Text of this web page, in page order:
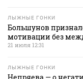
ЛЫЖНЫЕ ГОНКИ
Большунов
мотивации без
21 июля 12:31
ЛЫЖНЫЕ ГОНКИ